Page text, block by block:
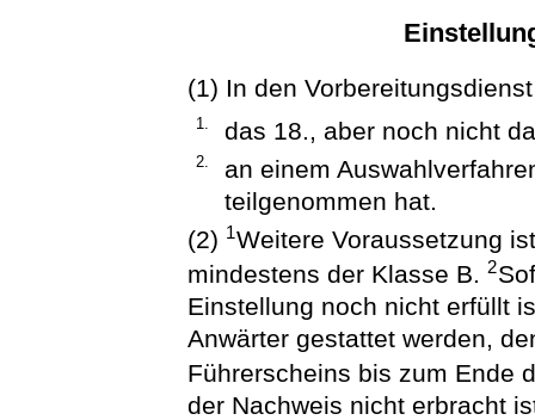
(1) In den
1. das 18., aber noch nicht
2.
an einem
teilgenommen hat.
(2) 1Weitere Voraussetzung
mindestens der Klasse B.2
Einstellung noch nicht erfüllt
Anwärter gestattet werden,
Führerscheins bis zum Ende
der Nachweis nicht erbracht